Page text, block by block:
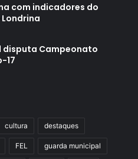
com indicadores do
disputa Campeonato
17
cultura destaques
FEL guarda municipal